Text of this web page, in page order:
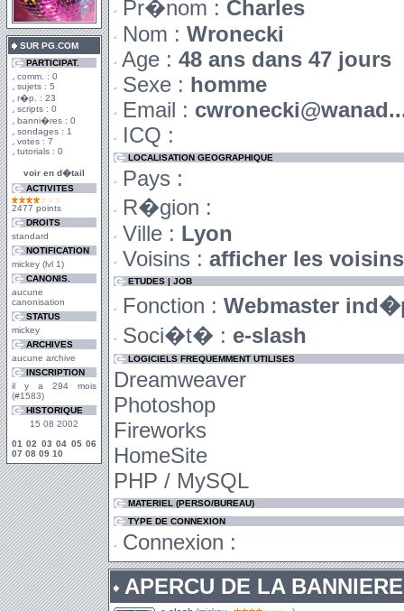
SUR PG.COM
PARTICIPAT.
comm. : 0
sujets : 5
r�p. : 23
scripts : 0
banni�res : 0
sondages : 1
votes : 7
tutorials : 0
voir en d�tail
ACTIVITES
2477 points
DROITS
standard
NOTIFICATION
mickey (lvl 1)
CANONIS.
aucune
canonisation
STATUS
mickey
ARCHIVES
aucune archive
INSCRIPTION
il y a 294 mois
(#1583)
HISTORIQUE
15 08 2002
01 02 03 04 05 06
07 08 09 10
Pr�nom : Charles
Nom : Wronecki
Age : 48 ans dans 47 jours
Sexe : homme
Email :
ICQ :
LOCALISATION GEOGRAPHIQUE
Pays :
R�gion :
Ville : Lyon
Voisins : afficher les
ETUDES | JOB
Fonction : Webmaster
Soci�t� : e-slash
LOGICIELS FREQUEMMENT UTILISES
Dreamweaver
Photoshop
Fireworks
HomeSite
PHP / MySQL
MATERIEL (PERSO/BUREAU)
TYPE DE CONNEXION
Connexion :
APERCU DE LA